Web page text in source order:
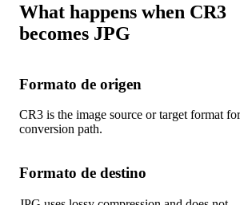
What happens when CR3
becomes JPG
Formato de origen
CR3 is the image source or target format
conversion path.
Formato de destino